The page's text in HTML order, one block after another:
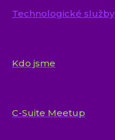
Technologické služby
Kdo jsme
C-Suite Meetup